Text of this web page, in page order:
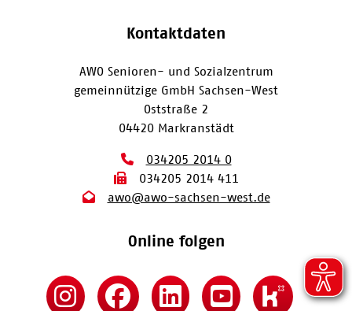
Kontaktdaten
AWO Senioren- und Sozialzentrum
gemeinnützige GmbH Sachsen-West
Oststraße 2
04420 Markranstädt
034205 2014 0
034205 2014 411
awo@awo-sachsen-west.de
Online folgen